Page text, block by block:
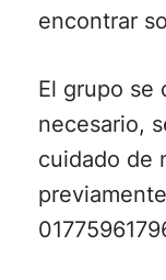
encontrar
El grupo se
necesario,
cuidado de